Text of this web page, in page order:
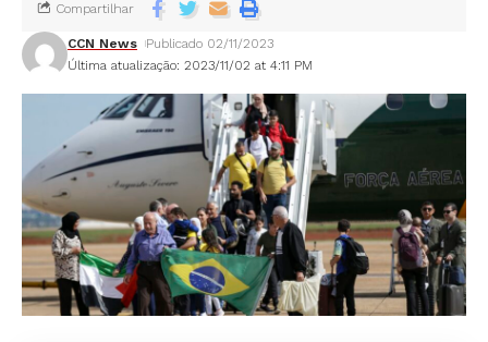
Última atualização: 2023/11/02 at 4:11 PM
CCN News Publicado 02/11/2023
Compartilhar